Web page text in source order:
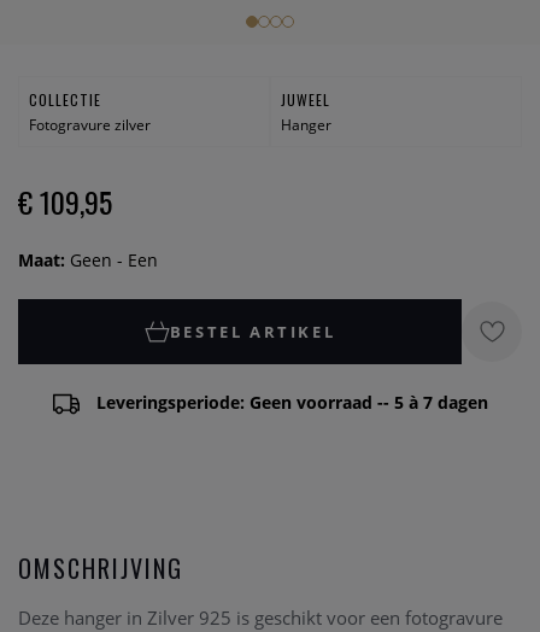
COLLECTIE
Fotogravure zilver
JUWEEL
Hanger
€ 109,95
Maat: Geen - Een
BESTEL ARTIKEL
Leveringsperiode: Geen voorraad -- 5 à 7 dagen
OMSCHRIJVING
Deze hanger in Zilver 925 is geschikt voor een fotogravure